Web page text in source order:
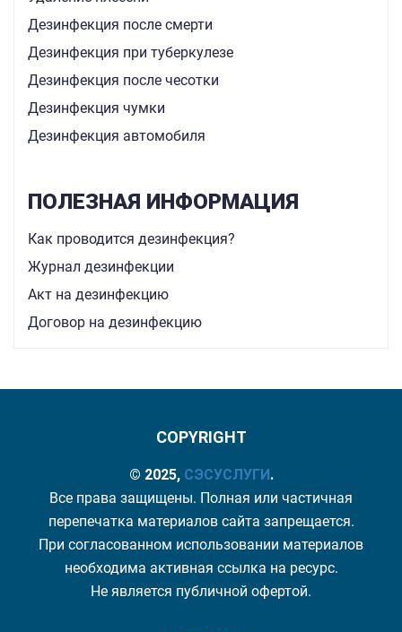
Дезинфекция после смерти
Дезинфекция при туберкулезе
Дезинфекция после чесотки
Дезинфекция чумки
Дезинфекция автомобиля
ПОЛЕЗНАЯ ИНФОРМАЦИЯ
Как проводится дезинфекция?
Журнал дезинфекции
Акт на дезинфекцию
Договор на дезинфекцию
COPYRIGHT
© 2025, СЭСУСЛУГИ .
Все права защищены. Полная или частичная
перепечатка материалов сайта запрещается.
При согласованном использовании материалов
необходима активная ссылка на ресурс.
Не является публичной офертой.